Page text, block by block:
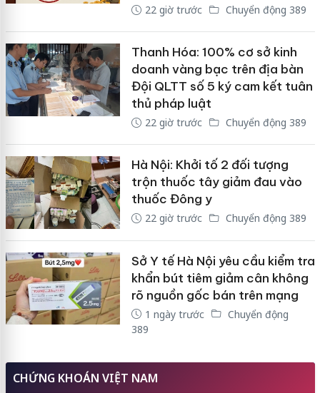
22 giờ trước Chuyển động 389
Thanh Hóa: 100% cơ sở kinh
doanh vàng bạc trên địa bàn
Đội QLTT số 5 ký cam kết tuân
thủ pháp luật
22 giờ trước Chuyển động 389
Hà Nội: Khởi tố 2 đối tượng
trộn thuốc tây giảm đau vào
thuốc Đông y
22 giờ trước Chuyển động 389
Sở Y tế Hà Nội yêu cầu kiểm tra
khẩn bút tiêm giảm cân không
rõ nguồn gốc bán trên mạng
1 ngày trước
Chuyển động
389
CHỨNG KHOÁN VIỆT NAM